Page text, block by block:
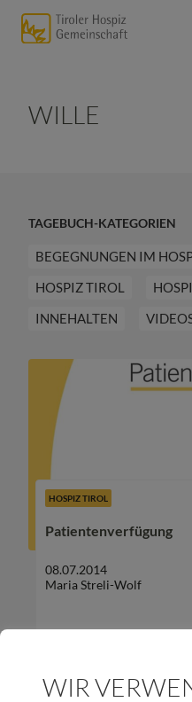
WILLE
TAGEBUCH-KATEGORIEN
BEGEGNUNGEN IM
HOSPIZ TIROL
INNEHALTEN
HOSPIZ TIROL
Patientenverfügung
08.07.2014
Maria Streli-Wolf
WIR